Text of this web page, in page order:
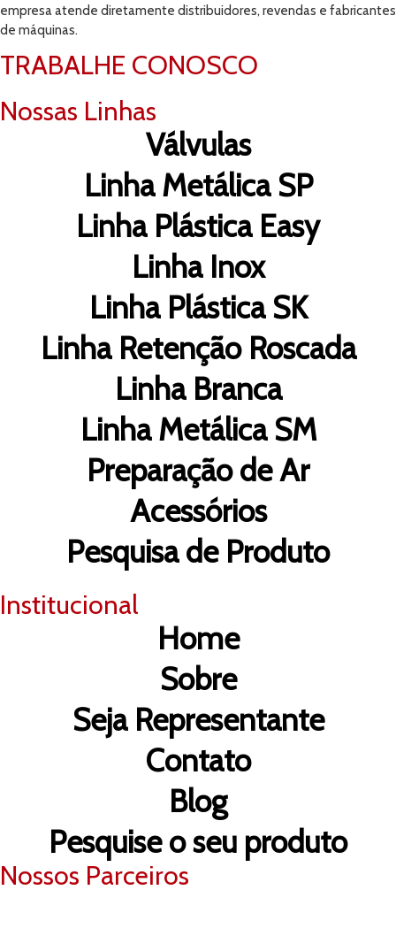
empresa atende diretamente distribuidores, revendas e fabricantes
de máquinas.
TRABALHE CONOSCO
Nossas Linhas
Válvulas
Linha Metálica SP
Linha Plástica Easy
Linha Inox
Linha Plástica SK
Linha Retenção Roscada
Linha Branca
Linha Metálica SM
Preparação de Ar
Acessórios
Pesquisa de Produto
Institucional
Home
Sobre
Seja Representante
Contato
Blog
Pesquise o seu produto
Nossos Parceiros